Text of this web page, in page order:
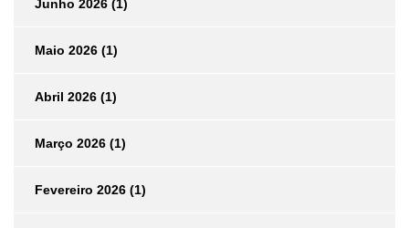
Junho 2026 (1)
Maio 2026 (1)
Abril 2026 (1)
Março 2026 (1)
Fevereiro 2026 (1)